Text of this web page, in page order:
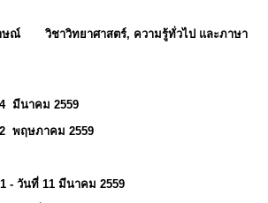
ษณ์ วิชาวิทยาศาสตร์, ความรู้ทั่วไป และภาษา
มีนาคม 2559
2 พฤษภาคม 2559
- วันที่ 11 มีนาคม 2559